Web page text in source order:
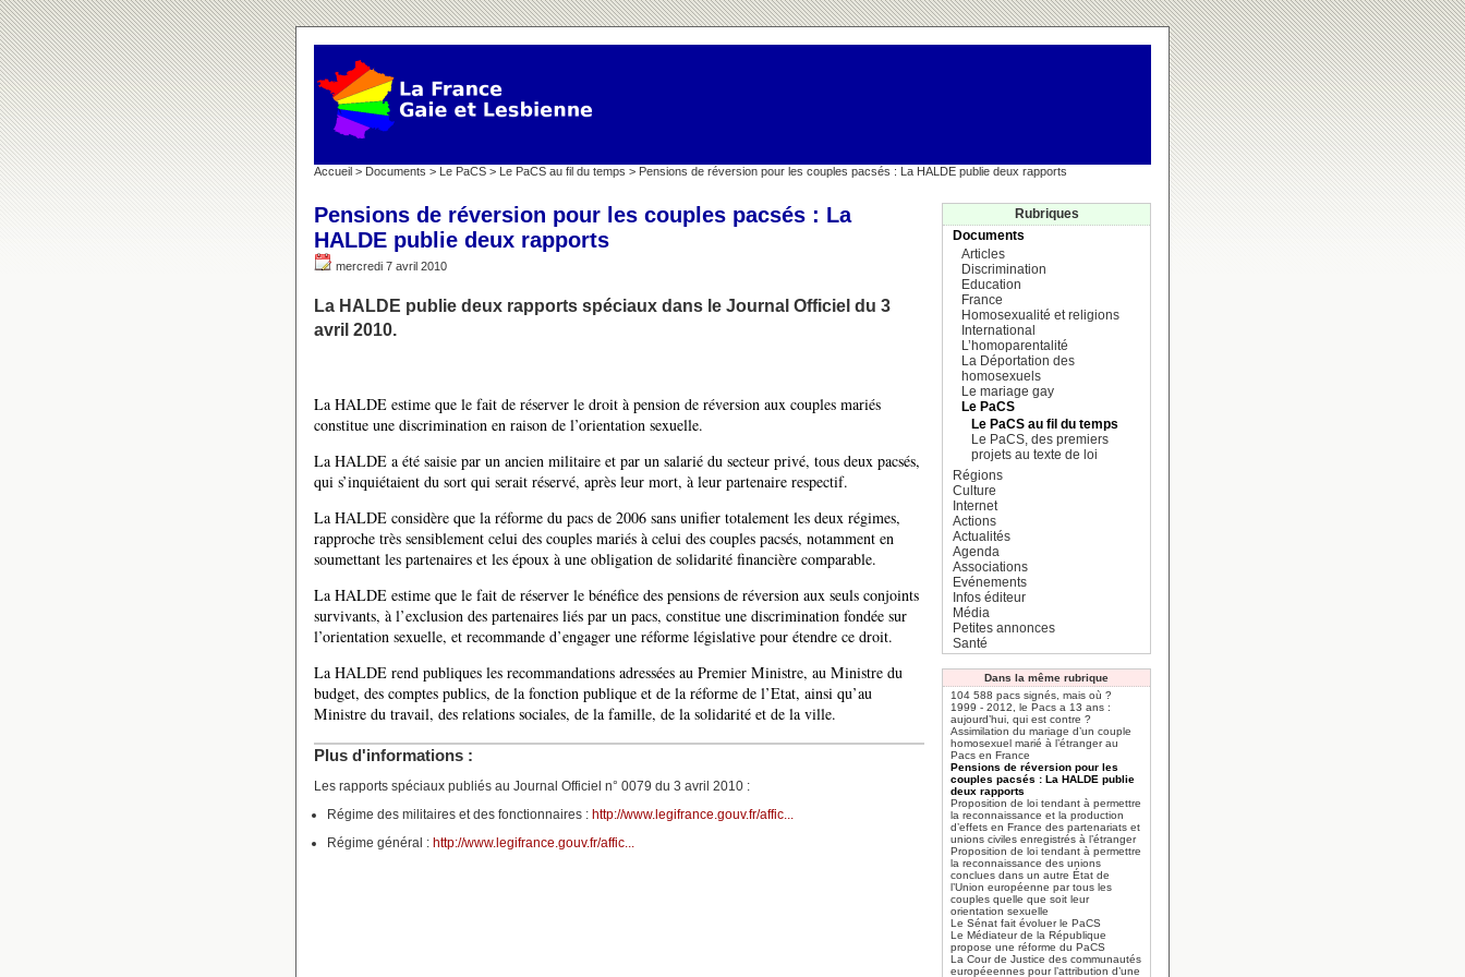
Accueil > Documents > Le PaCS > Le PaCS au fil du temps > Pensions de réversion pour les couples pacsés : La HALDE publie deux rapports
Pensions de réversion pour les couples pacsés : La
HALDE publie deux rapports
mercredi 7 avril 2010
La HALDE publie deux rapports spéciaux dans le Journal Officiel du 3
avril 2010.
La HALDE estime que le fait de réserver le droit à pension de réversion aux couples mariés
constitue une discrimination en raison de l’orientation sexuelle.
La HALDE a été saisie par un ancien militaire et par un salarié du secteur privé, tous deux pacsés,
qui s’inquiétaient du sort qui serait réservé, après leur mort, à leur partenaire respectif.
La HALDE considère que la réforme du pacs de 2006 sans unifier totalement les deux régimes,
rapproche très sensiblement celui des couples mariés à celui des couples pacsés, notamment en
soumettant les partenaires et les époux à une obligation de solidarité financière comparable.
La HALDE estime que le fait de réserver le bénéfice des pensions de réversion aux seuls conjoints
survivants, à l’exclusion des partenaires liés par un pacs, constitue une discrimination fondée sur
l’orientation sexuelle, et recommande d’engager une réforme législative pour étendre ce droit.
La HALDE rend publiques les recommandations adressées au Premier Ministre, au Ministre du
budget, des comptes publics, de la fonction publique et de la réforme de l’Etat, ainsi qu’au
Ministre du travail, des relations sociales, de la famille, de la solidarité et de la ville.
Plus d'informations :
Les rapports spéciaux publiés au Journal Officiel n° 0079 du 3 avril 2010 :
Régime des militaires et des fonctionnaires : http://www.legifrance.gouv.fr/affic...
Régime général : http://www.legifrance.gouv.fr/affic...
Rubriques
Documents
Articles
Discrimination
Education
France
Homosexualité et religions
International
L’homoparentalité
La Déportation des
homosexuels
Le mariage gay
Le PaCS
Le PaCS au fil du temps
Le PaCS, des premiers
projets au texte de loi
Régions
Culture
Internet
Actions
Actualités
Agenda
Associations
Evénements
Infos éditeur
Média
Petites annonces
Santé
Dans la même rubrique
104 588 pacs signés, mais où ?
1999 - 2012, le Pacs a 13 ans :
aujourd’hui, qui est contre ?
Assimilation du mariage d’un couple
homosexuel marié à l’étranger au
Pacs en France
Pensions de réversion pour les
couples pacsés : La HALDE publie
deux rapports
Proposition de loi tendant à permettre
la reconnaissance et la production
d’effets en France des partenariats et
unions civiles enregistrés à l’étranger
Proposition de loi tendant à permettre
la reconnaissance des unions
conclues dans un autre État de
l’Union européenne par tous les
couples quelle que soit leur
orientation sexuelle
Le Sénat fait évoluer le PaCS
Le Médiateur de la République
propose une réforme du PaCS
La Cour de Justice des communautés
européeennes pour l’attribution d’une